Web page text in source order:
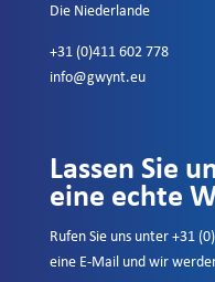
Die Niederlande
+31 (0)411 602 778
info@gwynt.eu
Lassen Sie
eine echte
Rufen Sie uns unter +31
eine E-Mail und wir